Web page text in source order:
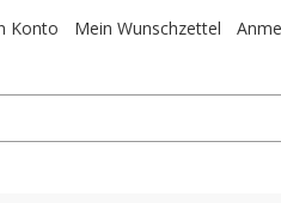
Konto Mein Wunschzettel